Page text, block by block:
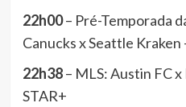
22h00– Pré-Temporada
Canucks x Seattle Kraken
22h38– MLS: Austin FC
STAR+